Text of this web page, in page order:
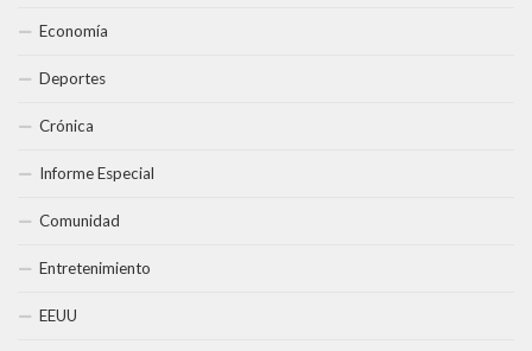
Economía
Deportes
Crónica
Informe Especial
Comunidad
Entretenimiento
EEUU